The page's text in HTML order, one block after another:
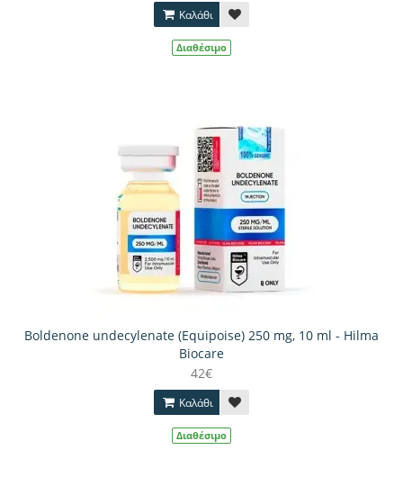
Καλάθι
Διαθέσιμο
Boldenone undecylenate (Equipoise) 250 mg, 10 ml - Hilma
Biocare
42€
Καλάθι
Διαθέσιμο